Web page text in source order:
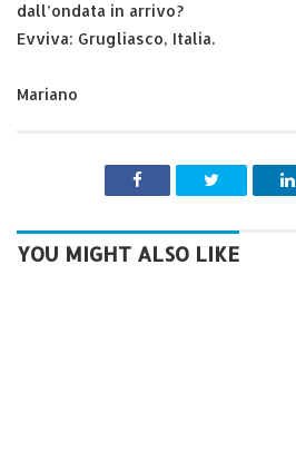
dall’ondata in arrivo?
Evviva: Grugliasco, Italia.
Mariano
YOU MIGHT ALSO LIKE